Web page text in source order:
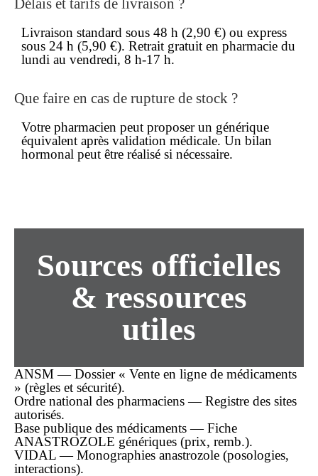
Délais et tarifs de livraison ?
Livraison standard sous 48 h (2,90 €) ou express
sous 24 h (5,90 €). Retrait gratuit en pharmacie du
lundi au vendredi, 8 h-17 h.
Que faire en cas de rupture de stock ?
Votre pharmacien peut proposer un générique
équivalent après validation médicale. Un bilan
hormonal peut être réalisé si nécessaire.
Sources officielles
& ressources
utiles
ANSM — Dossier « Vente en ligne de médicaments
» (règles et sécurité).
Ordre national des pharmaciens — Registre des sites
autorisés.
Base publique des médicaments — Fiche
ANASTROZOLE génériques (prix, remb.).
VIDAL — Monographies anastrozole (posologies,
interactions).